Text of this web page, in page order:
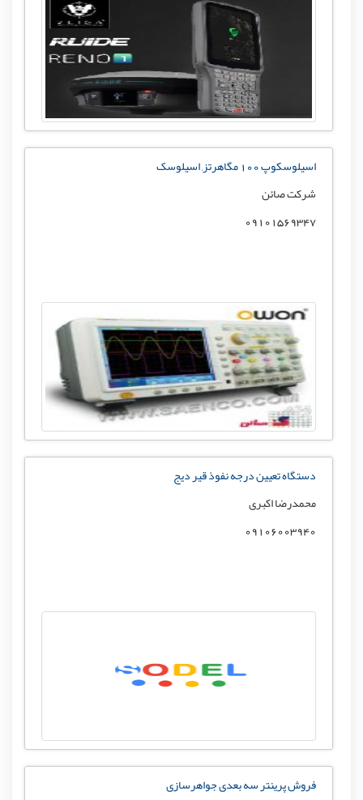
اسیلوسکوپ 100 مگاهرتز, اسیلوسک
شرکت صائن
09101569347
دستگاه تعیین درجه نفوذ قیر دیج
محمدرضا اکبری
09106003940
فروش پرینتر سه بعدی جواهرسازی